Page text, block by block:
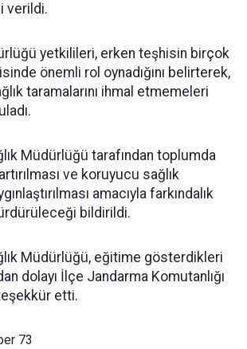
verildi.
yetkilileri, erken teşhisin birçok
önemli rol oynadığını belirterek,
taramalarını ihmal etmemeleri
Müdürlüğü tarafından toplumda
ve koruyucu sağlık
amacıyla farkındalık
bildirildi.
Müdürlüğü, eğitime gösterdikleri
dolayı İlçe Jandarma Komutanlığı
etti.
73